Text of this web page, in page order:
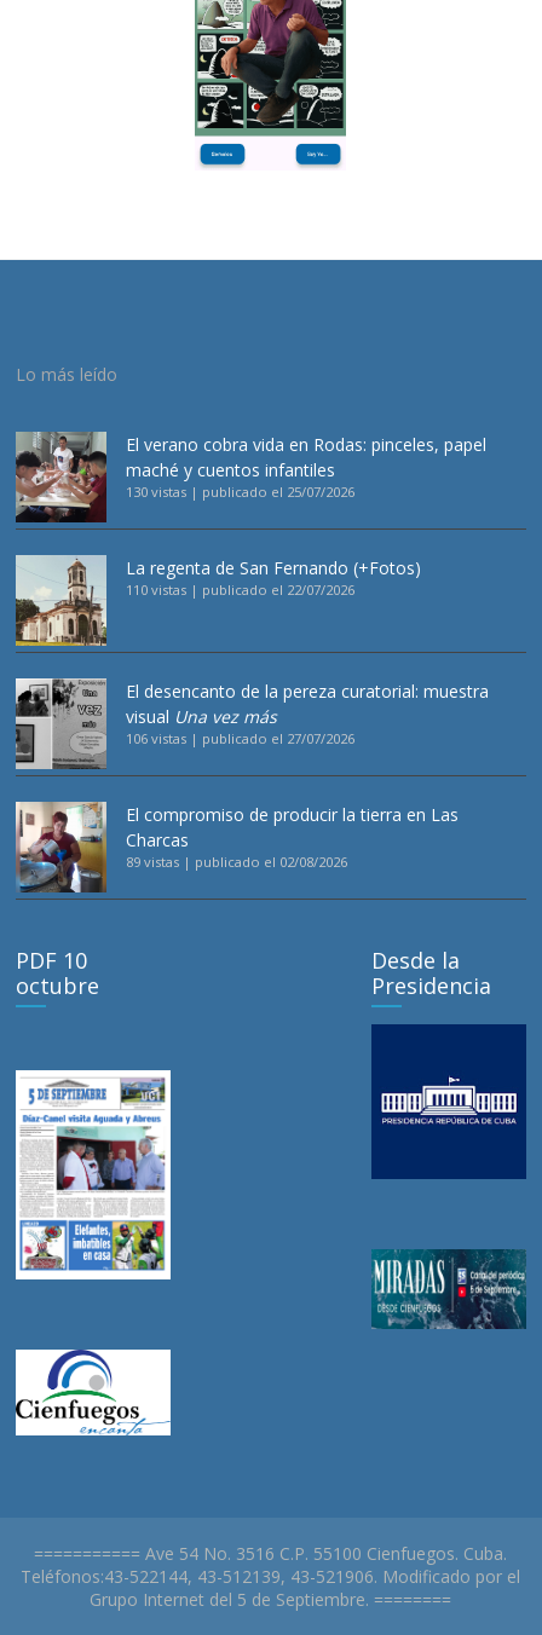
Lo más leído
El verano cobra vida en Rodas: pinceles, papel
maché y cuentos infantiles
130 vistas | publicado el 25/07/2026
La regenta de San Fernando (+Fotos)
110 vistas | publicado el 22/07/2026
El desencanto de la pereza curatorial: muestra
visual Una vez más
106 vistas | publicado el 27/07/2026
El compromiso de producir la tierra en Las
Charcas
89 vistas | publicado el 02/08/2026
PDF 10
octubre
Desde la
Presidencia
=========== Ave 54 No. 3516 C.P. 55100 Cienfuegos. Cuba.
Teléfonos:43-522144, 43-512139, 43-521906. Modificado por el
Grupo Internet del 5 de Septiembre. ========